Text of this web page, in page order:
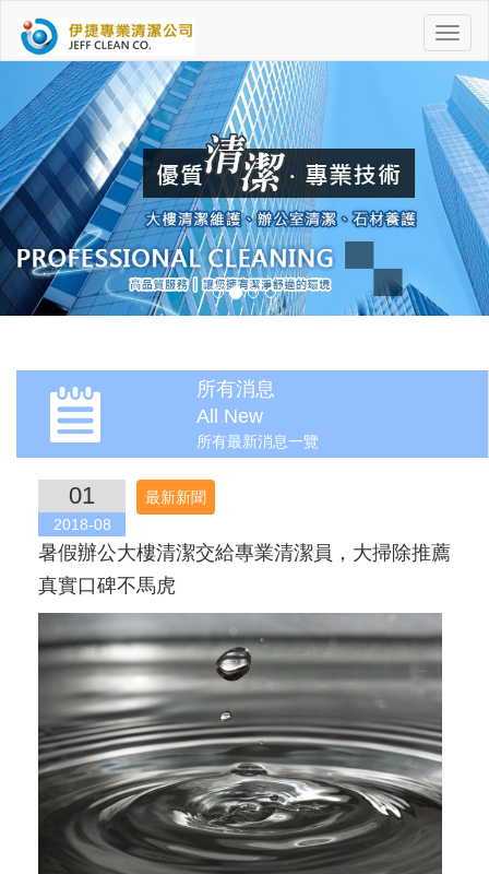
功
能
選
單
所有消息
All New
所有最新消息一覽
01
2018-08
最新新聞
暑假辦公大樓清潔交給專業清潔員，大掃除推薦
真實口碑不馬虎